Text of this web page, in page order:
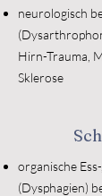
neurologisch
Hirn-Trauma,
Sklerose
organische
(Dysphagien)